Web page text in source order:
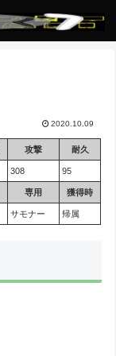
2020.10.09
攻撃 耐久
308 95
専用 獲得時
サモナー 帰属